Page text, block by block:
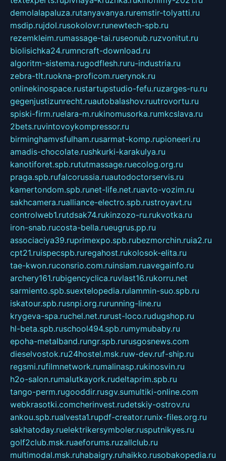
demolalapaluza.rutanyavanya.ruremstir-tolyatti.ru
msdip.rujdol.rusokolovr.runewtech-spb.ru
rezemkleim.rumassage-tai.ruseonub.ruzvonitut.ru
biolisichka24.rumncraft-download.ru
algoritm-sistema.rugodflesh.ruru-industria.ru
zebra-tlt.ruokna-proficom.ruerynok.ru
onlinekinospace.rustartupstudio-fefu.ruzarges-ru.ru
gegenjustizunrecht.ruautobalashov.ruutrovortu.ru
spiski-firm.ruelara-m.rukinomusorka.rumkcslava.ru
2bets.ruvintovoykompressor.ru
birminghamvsfulham.rusarmat-komp.rupioneeri.ru
amadis-chocolate.rushkurki-karakulya.ru
kanotiforet.spb.rututmassage.ruecolog.org.ru
praga.spb.rufalcorussia.ruautodoctorservis.ru
kamertondom.spb.runet-life.net.ruavto-vozim.ru
sakhcamera.rualliance-electro.spb.rustroyavt.ru
controlweb1.rutdsak74.rukinzozo-ru.rukvotka.ru
iron-snab.rucosta-bella.rueugrus.pp.ru
associaciya39.ruprimexpo.spb.rubezmorchin.ruia2.ru
cpt21.ruispecspb.ruregahost.rukolosok-elita.ru
tae-kwon.ruconsrio.com.ruinsiam.ruavegainfo.ru
archery161.rubigencyclica.ruvlast16.rukorru.net
sarmiento.spb.suextelopedia.rulammin-suo.spb.ru
iskatour.spb.rusnpi.org.rurunning-line.ru
krygeva-spa.ruchel.net.rurust-loco.rudugshop.ru
hl-beta.spb.ruschool494.spb.rumymubaby.ru
epoha-metalband.rungr.spb.rurusgosnews.com
dieselvostok.ru24hostel.msk.ruw-dev.ruf-ship.ru
regsmi.rufilmnetwork.rumalinasp.rukinosvin.ru
h2o-salon.rumalutkayork.rudeltaprim.spb.ru
tango-perm.rugooddir.rusgv.sumultiki-online.com
webkrasotki.comcherinvest.rudetskiy-ostrov.ru
ankou.spb.rualvesta1.rupdf-creator.runix-files.org.ru
sakhatoday.ruelektrikersymboler.rusputnikyes.ru
golf2club.msk.ruaeforums.ruzallclub.ru
multimodal.msk.ruhabaigry.ruhaikko.rusobakopedia.ru